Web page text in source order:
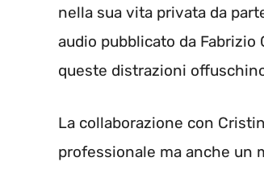
nella sua vita privata da
audio pubblicato da
queste distrazioni
La collaborazione con
professionale ma anche un